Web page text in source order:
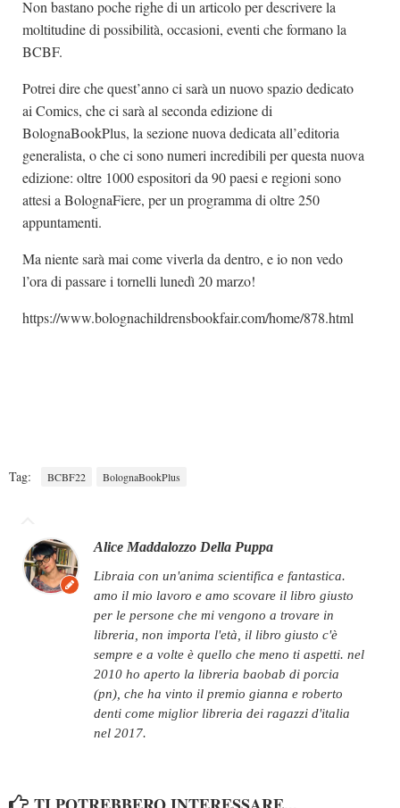
Non bastano poche righe di un articolo per descrivere la
moltitudine di possibilità, occasioni, eventi che formano la
BCBF.
Potrei dire che quest’anno ci sarà un nuovo spazio dedicato
ai Comics, che ci sarà al seconda edizione di
BolognaBookPlus, la sezione nuova dedicata all’editoria
generalista, o che ci sono numeri incredibili per questa nuova
edizione: oltre 1000 espositori da 90 paesi e regioni sono
attesi a BolognaFiere, per un programma di oltre 250
appuntamenti.
Ma niente sarà mai come viverla da dentro, e io non vedo
l’ora di passare i tornelli lunedì 20 marzo!
https://www.bolognachildrensbookfair.com/home/878.html
Tag: BCBF22 BolognaBookPlus
Alice Maddalozzo Della Puppa
libraia con un'anima scientifica e fantastica.
amo il mio lavoro e amo scovare il libro giusto
per le persone che mi vengono a trovare in
libreria, non importa l'età, il libro giusto c'è
sempre e a volte è quello che meno ti aspetti. nel
2010 ho aperto la libreria baobab di porcia
(pn), che ha vinto il premio gianna e roberto
denti come miglior libreria dei ragazzi d'italia
nel 2017.